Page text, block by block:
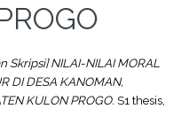
Skripsi] NILAI-NILAI MORAL
DI DESA KANOMAN,
KULON PROGO. S1 thesis,